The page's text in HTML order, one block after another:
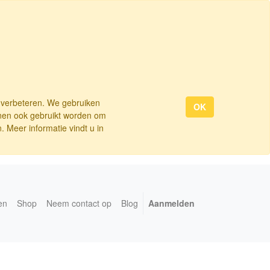
We gebruiken
ook gebruikt worden om
Meer informatie vindt u in
OK
Shop Neem contact op Blog Aanmelden